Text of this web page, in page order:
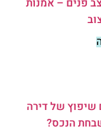
שיפוץ של דירה
הנכס?